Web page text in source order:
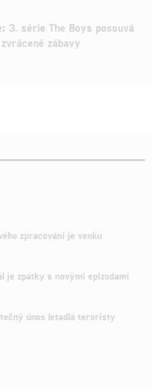
3. série The Boys posouvá
zábavy
zpracování je venku
je zpátky s novými epizodami
únos letadla teroristy